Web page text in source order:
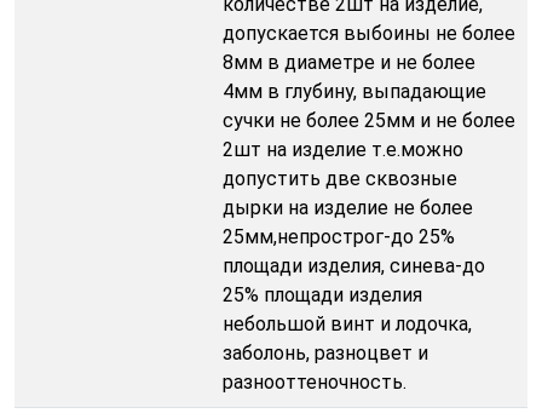
количестве 2шт на изделие,
допускается выбоины не более
8мм в диаметре и не более
4мм в глубину, выпадающие
сучки не более 25мм и не более
2шт на изделие т.е.можно
допустить две сквозные
дырки на изделие не более
25мм,непрострог-до 25%
площади изделия, синева-до
25% площади изделия
небольшой винт и лодочка,
заболонь, разноцвет и
разнооттеночность.